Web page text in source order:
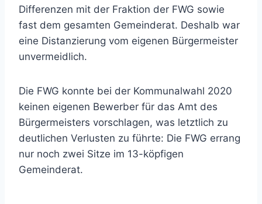
Differenzen mit der Fraktion der FWG sowie
fast dem gesamten Gemeinderat. Deshalb war
eine Distanzierung vom eigenen Bürgermeister
unvermeidlich.
Die FWG konnte bei der Kommunalwahl 2020
keinen eigenen Bewerber für das Amt des
Bürgermeisters vorschlagen, was letztlich zu
deutlichen Verlusten zu führte: Die FWG errang
nur noch zwei Sitze im 13-köpfigen
Gemeinderat.